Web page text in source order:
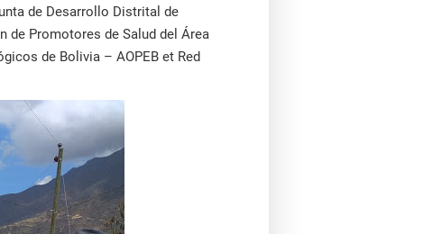
de Desarrollo Distrital de
de Promotores de Salud del Área
de Bolivia – AOPEB et Red